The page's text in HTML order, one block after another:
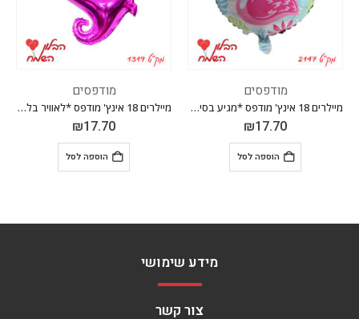
מיילרים 18 אינץ' מודפס *מגיע בסיטונאות חבילה של 5 יח' * מיילרים 18 אינץ' מודפס *לאוויר בלבד* *מגיע בסיטונאות חבילה של 5 יח' *
מידע שימושי
צור קשר